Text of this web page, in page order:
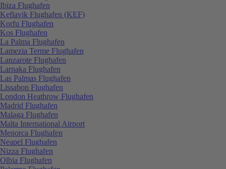
Ibiza Flughafen
Keflavik Flughafen (KEF)
Korfu Flughafen
Kos Flughafen
La Palma Flughafen
Lamezia Terme Flughafen
Lanzarote Flughafen
Larnaka Flughafen
Las Palmas Flughafen
Lissabon Flughafen
London Heathrow Flughafen
Madrid Flughafen
Malaga Flughafen
Malta International Airport
Menorca Flughafen
Neapel Flughafen
Nizza Flughafen
Olbia Flughafen